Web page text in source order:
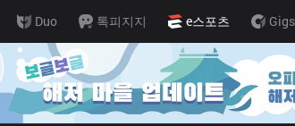
Duo 톡피지지 e스포츠 Gigs